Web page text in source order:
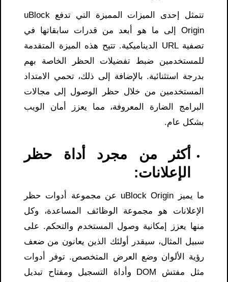
تتمثل إحدى الميزات المميزة التي تدفع uBlock
Origin إلى ما هو أبعد من قدرات سابقاتها في
تصفية URL الديناميكية. تتيح هذه الميزة المتقدمة
للمستخدمين ضبط تفضيلات الحظر الخاصة بهم
بدرجة استثنائية. بالإضافة إلى ذلك، تحمي الامتداد
المستخدمين من خلال حظر الوصول إلى مجالات
البرامج الضارة المعروفة، مما يعزز أمان الويب
بشكل عام.
أكثر من مجرد أداة حظر
الإعلانات:
ما يميز uBlock Origin عن مجموعة أدوات حظر
الإعلانات هو مجموعة الوظائف المساعدة، وكل
منها يعزز إمكانية وصول المستخدم والتحكم. على
سبيل المثال، سيقدر أولئك الذين يعانون من ضعف
رؤية الألوان وضع العرض المتخصص. توفر أدوات
مثل مفتش DOM وأداة التسجيل ومفتاح تبديل